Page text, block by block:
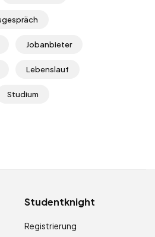
Jobanbieter
Lebenslauf
Studium
Studentknight
Registrierung